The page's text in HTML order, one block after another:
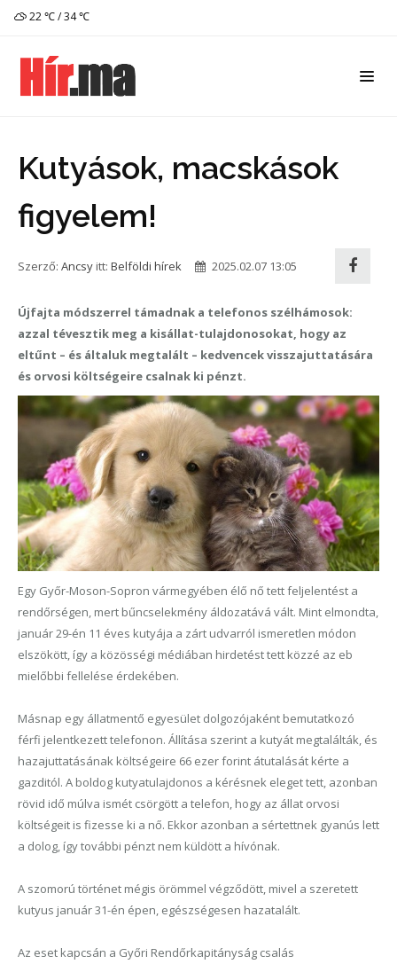
22 ℃ / 34 ℃
Kutyások, macskások
figyelem!
Szerző: Ancsy itt: Belföldi hírek 2025.02.07 13:05
Újfajta módszerrel támadnak a telefonos szélhámosok:
azzal tévesztik meg a kisállat-tulajdonosokat, hogy az
eltűnt – és általuk megtalált – kedvencek visszajuttatására
és orvosi költségeire csalnak ki pénzt.
Egy Győr-Moson-Sopron vármegyében élő nő tett feljelentést a
rendőrségen, mert bűncselekmény áldozatává vált. Mint elmondta,
január 29-én 11 éves kutyája a zárt udvarról ismeretlen módon
elszökött, így a közösségi médiában hirdetést tett közzé az eb
mielőbbi fellelése érdekében.
Másnap egy állatmentő egyesület dolgozójaként bemutatkozó
férfi jelentkezett telefonon. Állítása szerint a kutyát megtalálták, és
hazajuttatásának költségeire 66 ezer forint átutalását kérte a
gazditól. A boldog kutyatulajdonos a kérésnek eleget tett, azonban
rövid idő múlva ismét csörgött a telefon, hogy az állat orvosi
költségeit is fizesse ki a nő. Ekkor azonban a sértettnek gyanús lett
a dolog, így további pénzt nem küldött a hívónak.
A szomorú történet mégis örömmel végződött, mivel a szeretett
kutyus január 31-én épen, egészségesen hazatalált.
Az eset kapcsán a Győri Rendőrkapitányság csalás